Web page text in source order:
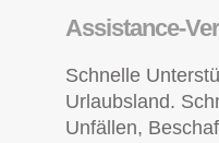
Assistance-
Schnelle
Urlaubsland.
Unfällen,